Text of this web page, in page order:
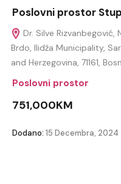
Poslovni prostor
Dr. Silve Rizvanbegović,
Brdo, Ilidža Municipality,
and Herzegovina, 71161,
Poslovni prostor
751,000KM
Dodano: 15 Decembra, 2024